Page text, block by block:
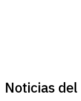
Noticias del